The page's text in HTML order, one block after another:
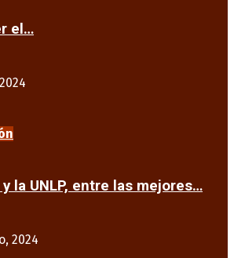
el…
y la UNLP, entre las mejores…
2024